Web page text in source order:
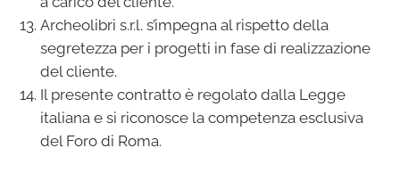
Archeolibri s.r.l. s’impegna al rispetto della
segretezza per i progetti in fase di realizzazione
del cliente.
Il presente contratto è regolato dalla Legge
italiana e si riconosce la competenza esclusiva
del Foro di Roma.